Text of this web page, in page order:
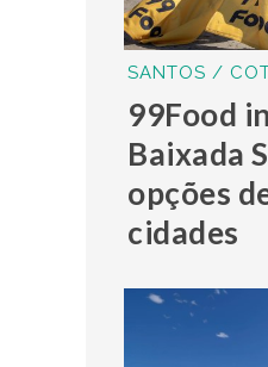
SANTOS /
99Food
Baixada
opções
cidades